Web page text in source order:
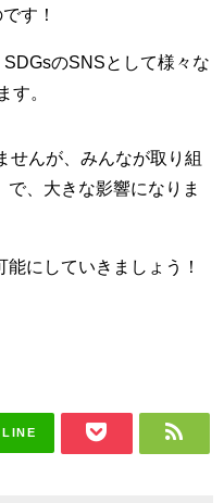
す！
のSNSとして様々な
す。
せんが、みんなが取り組
、大きな影響になりま
能にしていきましょう！
LINE